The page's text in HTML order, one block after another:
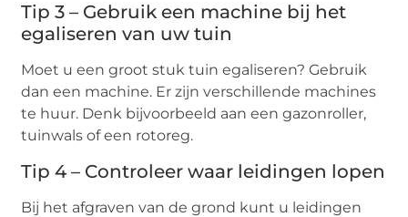
Tip 3 – Gebruik een machine bij het
egaliseren van uw tuin
Moet u een groot stuk tuin egaliseren? Gebruik
dan een machine. Er zijn verschillende machines
te huur. Denk bijvoorbeeld aan een gazonroller,
tuinwals of een rotoreg.
Tip 4 – Controleer waar leidingen lopen
Bij het afgraven van de grond kunt u leidingen